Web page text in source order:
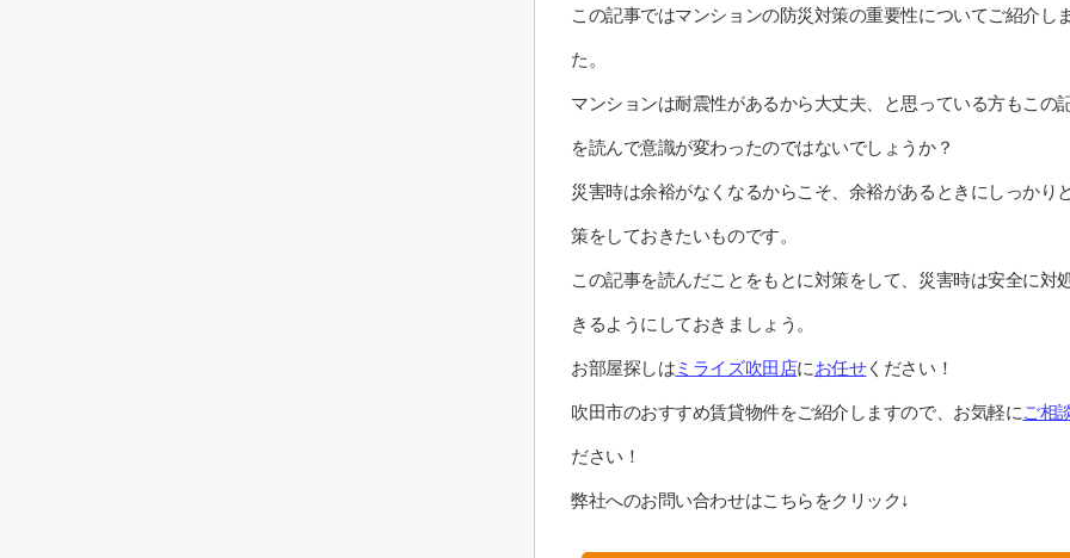
この記事ではマンションの防災対策の重要性についてご紹介し
た。
マンションは耐震性があるから大丈夫、と思っている方もこの
を読んで意識が変わったのではないでしょうか？
災害時は余裕がなくなるからこそ、余裕があるときにしっかり
策をしておきたいものです。
この記事を読んだことをもとに対策をして、災害時は安全に対
きるようにしておきましょう。
お部屋探しはミライズ吹田店にお任せください！
吹田市のおすすめ賃貸物件をご紹介しますので、お気軽にご相
ださい！
弊社へのお問い合わせはこちらをクリック↓